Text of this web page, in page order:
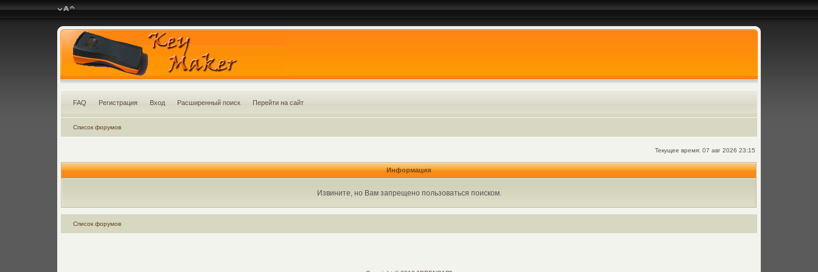
FAQ Регистрация Вход Расширенный поиск Перейти на сайт
Список форумов
Текущее время: 07 авг 2026 23:15
Информация
Извините, но Вам запрещено пользоваться поиском.
Список форумов